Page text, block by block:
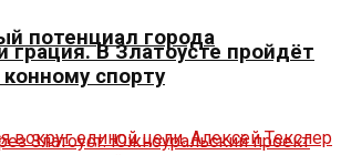
потенциал города
грация. В Златоусте пройдёт
спорту